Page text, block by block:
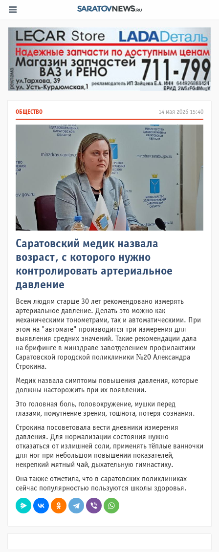
14 мая 2026 15:40
ОБЩЕСТВО
Саратовский медик назвала
возраст, с которого нужно
контролировать артериальное
давление
Всем людям старше 30 лет рекомендовано измерять
артериальное давление. Делать это можно как
механическими тонометрами, так и автоматическими. При
этом на "автомате" производится три измерения для
выявления средних значений. Такие рекомендации дала
на брифинге в минздраве завотделением профилактики
Саратовской городской поликлиники №20 Александра
Строкина.
Медик назвала симптомы повышения давления, которые
должны насторожить при их появлении.
Это головная боль, головокружение, мушки перед
глазами, помутнение зрения, тошнота, потеря сознания.
Строкина посоветовала вести дневники измерения
давления. Для нормализации состояния нужно
отказаться от излишней соли, применять тёплые ванночки
для ног при небольшом повышении показателей,
некрепкий мятный чай, дыхательную гимнастику.
Она также отметила, что в саратовских поликлиниках
сейчас популярностью пользуются школы здоровья.